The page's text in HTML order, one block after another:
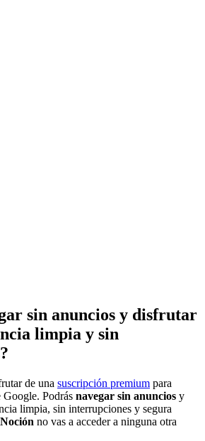
sin anuncios y disfrutar
limpia y sin
de una suscripción premium para
Google. Podrás navegar sin anuncios y
limpia, sin interrupciones y segura
no vas a acceder a ninguna otra